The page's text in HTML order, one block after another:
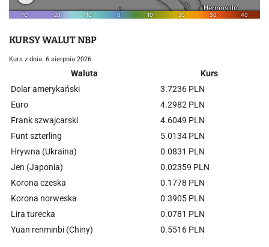
KURSY WALUT NBP
Kurs z dnia: 6 sierpnia 2026
Waluta
Kurs
Dolar amerykański
3.7236 PLN
Euro
4.2982 PLN
Frank szwajcarski
4.6049 PLN
Funt szterling
5.0134 PLN
Hrywna (Ukraina)
0.0831 PLN
Jen (Japonia)
0.02359 PLN
Korona czeska
0.1778 PLN
Korona norweska
0.3905 PLN
Lira turecka
0.0781 PLN
Yuan renminbi (Chiny)
0.5516 PLN